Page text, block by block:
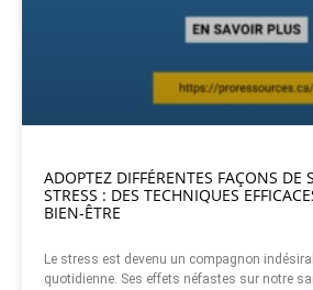
ADOPTEZ DIFFÉRENTES FAÇONS DE
STRESS : DES TECHNIQUES
BIEN-ÊTRE
Le stress est devenu un compagnon
quotidienne. Ses effets néfastes sur notre